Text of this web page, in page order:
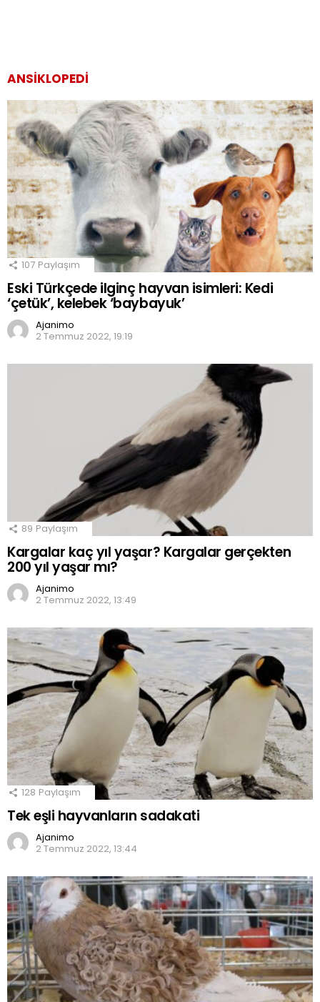
ANSIKLOPEDI
107 Paylaşım
Eski Türkçede ilginç hayvan isimleri: Kedi
‘çetük’, kelebek ‘baybayuk’
Ajanimo
2 Temmuz 2022, 19:19
89 Paylaşım
Kargalar kaç yıl yaşar? Kargalar gerçekten
200 yıl yaşar mı?
Ajanimo
2 Temmuz 2022, 13:49
128 Paylaşım
Tek eşli hayvanların sadakati
Ajanimo
2 Temmuz 2022, 13:44